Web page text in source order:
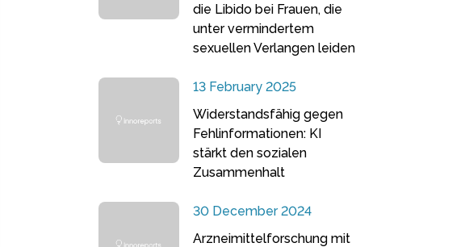
die Libido bei Frauen, die
unter vermindertem
sexuellen Verlangen leiden
13 February 2025
Widerstandsfähig gegen
Fehlinformationen: KI
stärkt den sozialen
Zusammenhalt
30 December 2024
Arzneimittelforschung mit